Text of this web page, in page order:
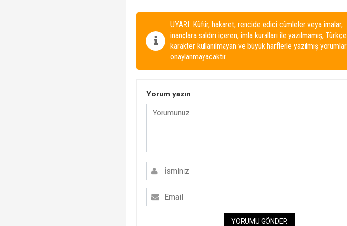
UYARI: Küfür, hakaret, rencide edici cümleler veya imalar,
inançlara saldırı içeren, imla kuralları ile yazılmamış, Türkçe
karakter kullanılmayan ve büyük harflerle yazılmış yorumlar
onaylanmayacaktır.
Yorum yazın
YORUMU GÖNDER